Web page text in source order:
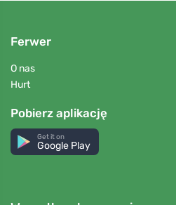
Ferwer
O nas
Hurt
Pobierz aplikację
Get it on
Google Play